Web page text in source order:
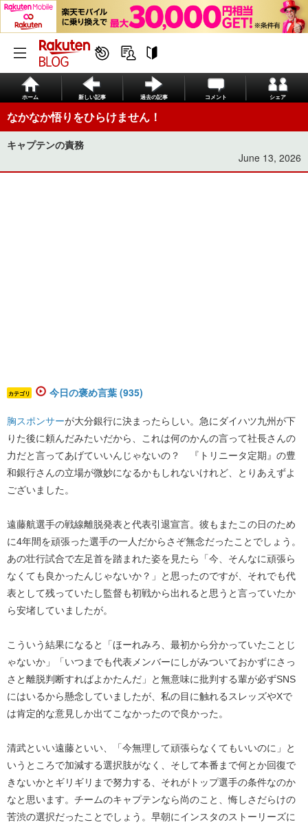
ホーム 新しい記事 過去の記事 コメント シェア
なかなか悟りをひらけません！
キャプテンの責務
June 13, 2026
カテゴリ 今日の褒め言葉 (935)
胸スポンサーが大分銀行に決まったらしい。急にダイハツ九州が下
りた後に頼んだみたいだから、これは何のかんの言って社長さんの
力だと言ってあげていいんじゃないの？ 『トリニータ定期』の豊
和銀行さんの立場が微妙になるかもしれないけれど、とりあえずよ
ございました。
遠藤航選手の戦線離脱発表と代表引退宣言。彼もまたこの日のため
に4年間を頑張った選手の一人だからさぞ無念だったことでしょう。
あの壮行試合で左足首を踏まれた姿を見たら「今、そんなに頑張ら
なくても良かったんじゃないか？」と思ったのですが、それでも代
表として残っていたし監督も初戦から出れると思うと言っていたか
ら安堵していましたが。
こういう結果になると「ほーれみろ、最初から分かっていたことじ
ゃないか」「いつまでも代表メンバーにしがみついておかずにさっ
さと離脱判断すればよかたんだ」と無意味に批判する輩が必ずSNS
にはいるから懸念していましたが、私の目に触れるスレッズやXで
は肯定的な意見しか出てこなかったので良かった。
清武といい遠藤といい、「今無理して頑張らなくてもいいのに」と
いうところで加減する選択肢がなく、そして本番まで何とか回復で
きないかとギリギリまで努力する、それがトップ選手の条件なのか
なと思います。チームのキャプテンなら尚のこと、悔しさだらけの
苦渋の選択だったことでしょう。早朝にインスタのストーリーズに